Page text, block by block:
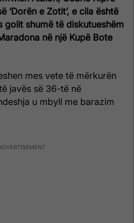
‘Dorën e Zotit’, e cila është
golit shumë të diskutueshëm
në një Kupë Bote
mes vete të mërkurën
javës së 36-të në
u mbyll me barazim